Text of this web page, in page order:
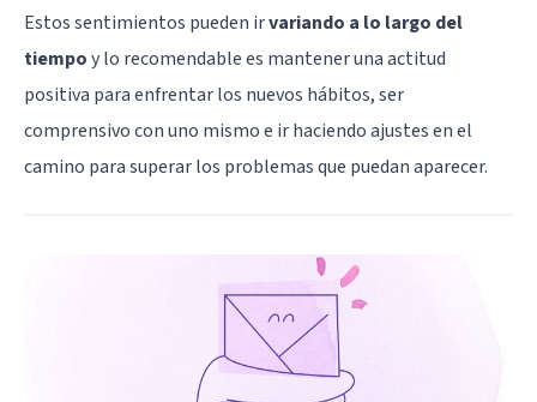
Estos sentimientos pueden irvariando a lo largo del
tiempoy lo recomendable es mantener una actitud
positiva para enfrentar los nuevos hábitos, ser
comprensivo con uno mismo e ir haciendo ajustes en el
camino para superar los problemas que puedan aparecer.